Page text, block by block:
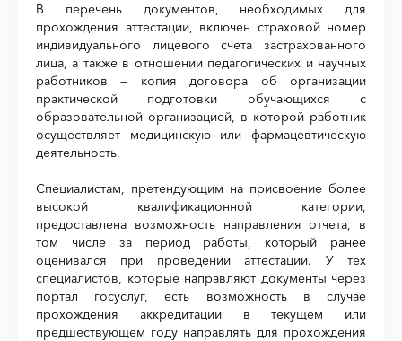
В перечень документов, необходимых для
прохождения аттестации, включен страховой номер
индивидуального лицевого счета застрахованного
лица, а также в отношении педагогических и научных
работников — копия договора об организации
практической подготовки обучающихся с
образовательной организацией, в которой работник
осуществляет медицинскую или фармацевтическую
деятельность.
Специалистам, претендующим на присвоение более
высокой квалификационной категории,
предоставлена возможность направления отчета, в
том числе за период работы, который ранее
оценивался при проведении аттестации. У тех
специалистов, которые направляют документы через
портал госуслуг, есть возможность в случае
прохождения аккредитации в текущем или
предшествующем году направлять для прохождения